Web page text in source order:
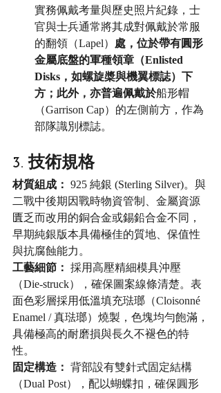
實務佩戴考量與歷史照片紀錄，士
官與士兵通常將其成對佩戴於常服
的翻領（Lapel） 處，位於帶有圓形
金屬底盤的軍種領章（Enlisted
Disks，如螺旋槳與機翼標誌）下
方；此外，亦普遍佩戴於船形帽
（Garrison Cap）的左側前方，作為
部隊識別標誌。
3. 技術規格
材質組成： 925 純銀 (Sterling Silver)。與
二戰中後期因戰時物資管制、金屬資源
匱乏而改用的銅合金或錫鉛合金不同，
早期純銀版本具備極佳的質地、保值性
與抗腐蝕能力。
工藝細節： 採用高壓精細模具沖壓
（Die-struck），確保圖案線條清楚。表
面色彩層採用低溫填充琺瑯（Cloisonné
Enamel / 真琺瑯）燒製，色塊均勻飽滿，
具備極高的耐磨損與長久不褪色的特
性。
固定構造： 背部設有雙針式固定結構
（Dual Post），配以蝴蝶扣，確保圓形